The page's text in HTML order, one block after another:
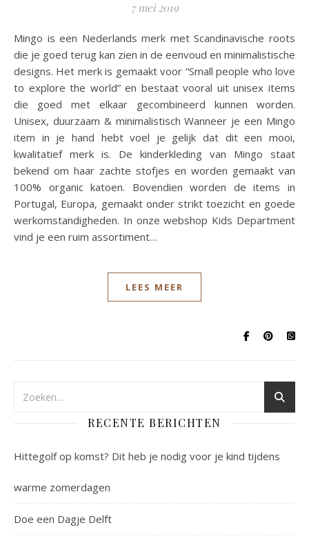
7 mei 2019
Mingo is een Nederlands merk met Scandinavische roots
die je goed terug kan zien in de eenvoud en minimalistische
designs. Het merk is gemaakt voor “Small people who love
to explore the world” en bestaat vooral uit unisex items
die goed met elkaar gecombineerd kunnen worden.
Unisex, duurzaam & minimalistisch Wanneer je een Mingo
item in je hand hebt voel je gelijk dat dit een mooi,
kwalitatief merk is. De kinderkleding van Mingo staat
bekend om haar zachte stofjes en worden gemaakt van
100% organic katoen. Bovendien worden de items in
Portugal, Europa, gemaakt onder strikt toezicht en goede
werkomstandigheden. In onze webshop Kids Department
vind je een ruim assortiment…
LEES MEER
RECENTE BERICHTEN
Hittegolf op komst? Dit heb je nodig voor je kind tijdens
warme zomerdagen
Doe een Dagje Delft